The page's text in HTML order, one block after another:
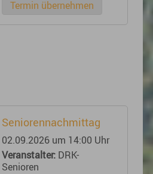
Termin übernehmen
Seniorennachmittag
02.09.2026 um 14:00 Uhr
Veranstalter: DRK-
Senioren